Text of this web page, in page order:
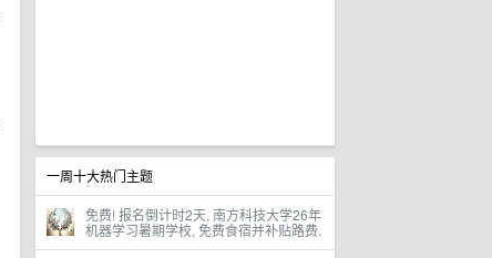
一周十大热门主题
免费! 报名倒计时2天, 南方科技大学26年
机器学习暑期学校, 免费食宿并补贴路费.